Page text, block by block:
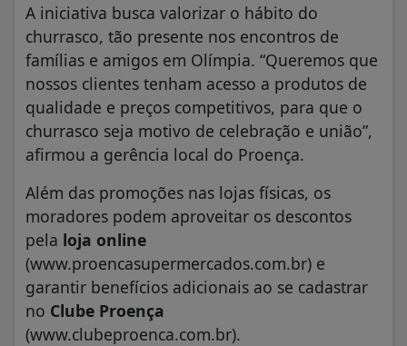
A iniciativa busca valorizar o hábito do
churrasco, tão presente nos encontros de
famílias e amigos em Olímpia. “Queremos que
nossos clientes tenham acesso a produtos de
qualidade e preços competitivos, para que o
churrasco seja motivo de celebração e união”,
afirmou a gerência local do Proença.
Além das promoções nas lojas físicas, os
moradores podem aproveitar os descontos
pela loja online
(www.proencasupermercados.com.br) e
garantir benefícios adicionais ao se cadastrar
no Clube Proença
(www.clubeproenca.com.br).